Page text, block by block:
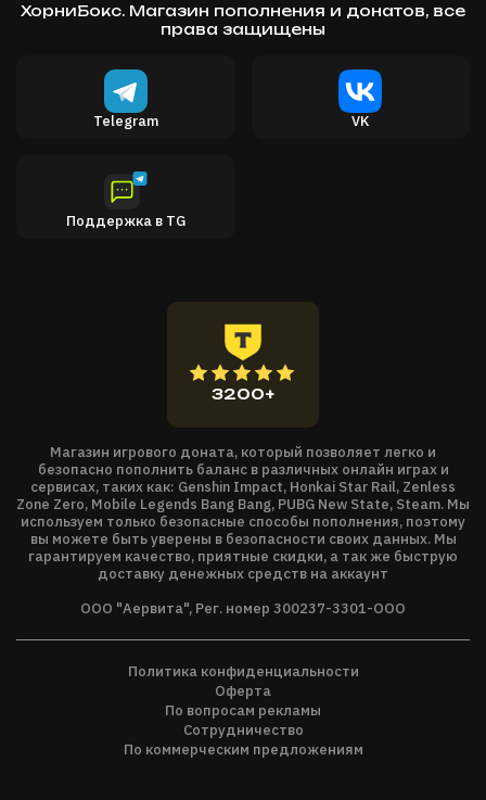
лично проследить за этим развитием. Улучшайте
эффективность и получить возможность создавать более
сложные предметы. Постройте храм и направляйте своих
поселенцев с помощью обнаруживаемых по миру реликвий.
12 видов сельскохозяйственных культур с разными
характеристиками и организуйте севооборот, чтобы
сохранить плодородность почвы, не потерять урожай из-за
получить максимальный урожай и прокормить растущее
Продвинутая симуляция города.Поселенцы живут
своей жизнью и выполняют работу в реальном времени.
рудников в город для последующей переработки и
создания предметов или доставляют пищу и
произведённые предметы в жилища, на базар либо на
склады хранения. Развивайте дорожную сеть, стройте
повозки и улучшайте методы хранения, чтобы
оптимизировать перемещение товаров и предотвратить их
уникальной. Уникальное природное разнообразие карт
повышает реиграбельность, а экстремальные карты
создают уникальные испытания. Игроки могут
регулировать количество водоёмов и гор на местности, а
ХорниБокс. Магазин пополнения и донатов, все
права защищены
Магазин игрового доната, который позволяет легко и
безопасно пополнить баланс в различных онлайн играх и
сервисах, таких как: Genshin Impact, Honkai Star Rail, Zenless
Zone Zero, Mobile Legends Bang Bang, PUBG New State, Steam. Мы
используем только безопасные способы пополнения, поэтому
вы можете быть уверены в безопасности своих данных. Мы
гарантируем качество, приятные скидки, а так же быструю
доставку денежных средств на аккаунт
ООО "Аервита", Рег. номер 300237-3301-ООО
3200+
Telegram VK
Поддержка в TG
Политика конфиденциальности
Оферта
По вопросам рекламы
Сотрудничество
По коммерческим предложениям